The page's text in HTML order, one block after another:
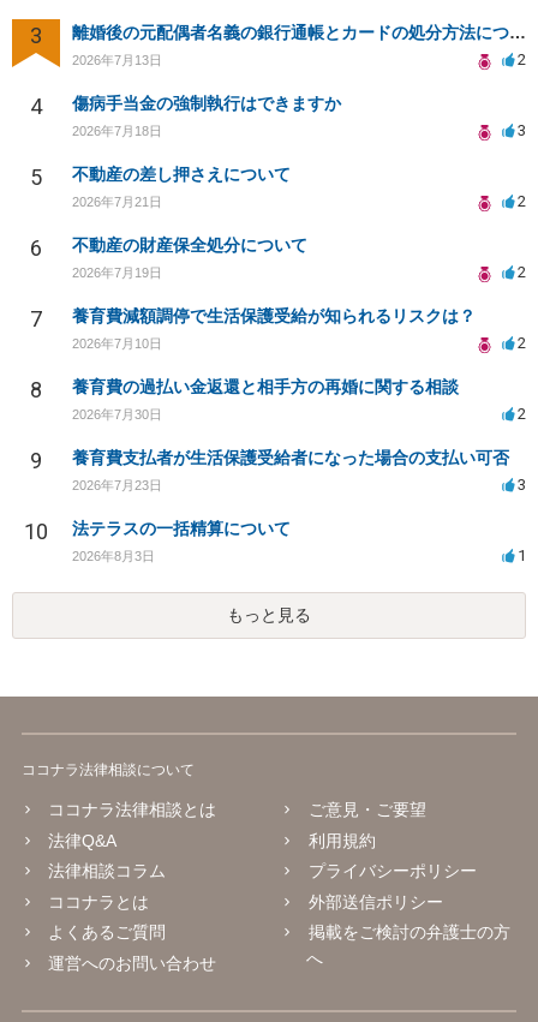
3 離婚後の元配偶者名義の銀行通帳とカードの処分方法について
2026年7月13日 2
4 傷病手当金の強制執行はできますか
2026年7月18日 3
5 不動産の差し押さえについて
2026年7月21日 2
6 不動産の財産保全処分について
2026年7月19日 2
7 養育費減額調停で生活保護受給が知られるリスクは？
2026年7月10日 2
8 養育費の過払い金返還と相手方の再婚に関する相談
2026年7月30日 2
9 養育費支払者が生活保護受給者になった場合の支払い可否
2026年7月23日 3
10 法テラスの一括精算について
2026年8月3日 1
もっと見る
ココナラ法律相談について
ココナラ法律相談とは
法律Q&A
法律相談コラム
ココナラとは
よくあるご質問
運営へのお問い合わせ
ご意見・ご要望
利用規約
プライバシーポリシー
外部送信ポリシー
掲載をご検討の弁護士の方
へ